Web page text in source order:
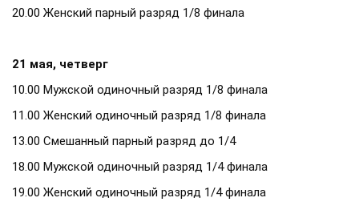
20.00 Женский парный разряд 1/8 финала
21 мая, четверг
10.00 Мужской одиночный разряд 1/8 финала
11.00 Женский одиночный разряд 1/8 финала
13.00 Смешанный парный разряд до 1/4
18.00 Мужской одиночный разряд 1/4 финала
19.00 Женский одиночный разряд 1/4 финала